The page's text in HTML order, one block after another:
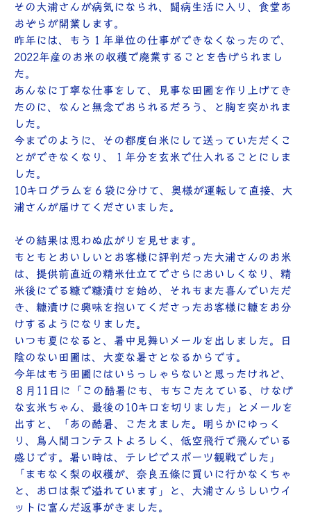
その大浦さんが病気になられ、闘病生活に入り、食堂あ
おぞらが開業します。
昨年には、もう１年単位の仕事ができなくなったので、
2022年産のお米の収穫で廃業することを告げられまし
た。
あんなに丁寧な仕事をして、見事な田圃を作り上げてき
たのに、なんと無念でおられるだろう、と胸を突かれま
した。
今までのように、その都度白米にして送っていただくこ
とができなくなり、１年分を玄米で仕入れることにしま
した。
10キログラムを６袋に分けて、奥様が運転して直接、大
浦さんが届けてくださいました。
その結果は思わぬ広がりを見せます。
もともとおいしいとお客様に評判だった大浦さんのお米
は、提供前直近の精米仕立てでさらにおいしくなり、精
米後にでる糠で糠漬けを始め、それもまた喜んでいただ
き、糠漬けに興味を抱いてくださったお客様に糠をお分
けするようになりました。
いつも夏になると、暑中見舞いメールを出しました。日
陰のない田圃は、大変な暑さとなるからです。
今年はもう田圃にはいらっしゃらないと思ったけれど、
８月11日に「この酷暑にも、もちこたえている、けなげ
な玄米ちゃん、最後の10キロを切りました」とメールを
出すと、「あの酷暑、こたえました。明らかにゆっく
り、鳥人間コンテストよろしく、低空飛行で飛んでいる
感じです。暑い時は、テレビでスポーツ観戦でした」
「まもなく梨の収穫が、奈良五條に買いに行かなくちゃ
と、お口は梨で溢れています」と、大浦さんらしいウイ
ットに富んだ返事がきました。